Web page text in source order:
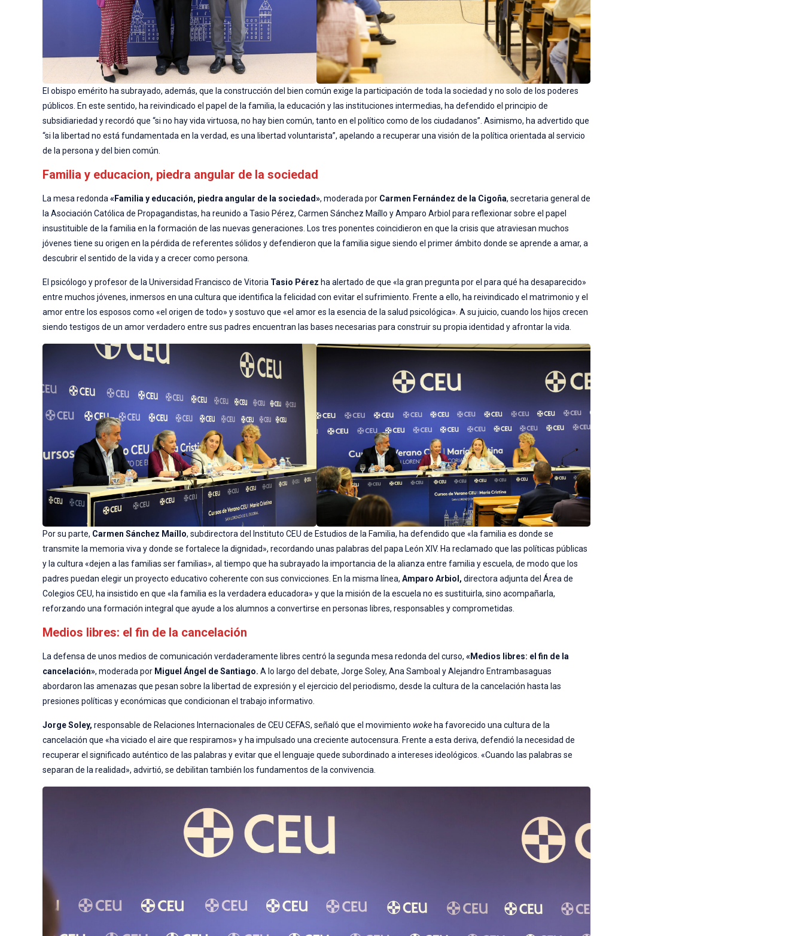
El obispo emérito ha subrayado, además, que la construcción del bien común exige la participación de toda la sociedad y no solo de los poderes
públicos. En este sentido, ha reivindicado el papel de la familia, la educación y las instituciones intermedias, ha defendido el principio de
subsidiariedad y recordó que “si no hay vida virtuosa, no hay bien común, tanto en el político como de los ciudadanos”. Asimismo, ha advertido que
“si la libertad no está fundamentada en la verdad, es una libertad voluntarista”, apelando a recuperar una visión de la política orientada al servicio
de la persona y del bien común.
Familia y educacion, piedra angular de la sociedad
La mesa redonda«Familia y educación, piedra angular de la sociedad», moderada por Carmen Fernández de la Cigoña, secretaria general de
la Asociación Católica de Propagandistas, ha reunido a Tasio Pérez, Carmen Sánchez Maíllo y Amparo Arbiol para reflexionar sobre el papel
insustituible de la familia en la formación de las nuevas generaciones. Los tres ponentes coincidieron en que la crisis que atraviesan muchos
jóvenes tiene su origen en la pérdida de referentes sólidos y defendieron que la familia sigue siendo el primer ámbito donde se aprende a amar, a
descubrir el sentido de la vida y a crecer como persona.
El psicólogo y profesor de la Universidad Francisco de Vitoria Tasio Pérez ha alertado de que «la gran pregunta por el para qué ha desaparecido»
entre muchos jóvenes, inmersos en una cultura que identifica la felicidad con evitar el sufrimiento. Frente a ello, ha reivindicado el matrimonio y el
amor entre los esposos como «el origen de todo» y sostuvo que «el amor es la esencia de la salud psicológica». A su juicio, cuando los hijos crecen
siendo testigos de un amor verdadero entre sus padres encuentran las bases necesarias para construir su propia identidad y afrontar la vida.
Por su parte, Carmen Sánchez Maíllo, subdirectora del Instituto CEU de Estudios de la Familia, ha defendido que «la familia es donde se
transmite la memoria viva y donde se fortalece la dignidad», recordando unas palabras del papa León XIV. Ha reclamado que las políticas públicas
y la cultura «dejen a las familias ser familias», al tiempo que ha subrayado la importancia de la alianza entre familia y escuela, de modo que los
padres puedan elegir un proyecto educativo coherente con sus convicciones. En la misma línea, Amparo Arbiol, directora adjunta del Área de
Colegios CEU, ha insistido en que «la familia es la verdadera educadora» y que la misión de la escuela no es sustituirla, sino acompañarla,
reforzando una formación integral que ayude a los alumnos a convertirse en personas libres, responsables y comprometidas.
Medios libres: el fin de la cancelación
La defensa de unos medios de comunicación verdaderamente libres centró la segunda mesa redonda del curso,«Medios libres: el fin de la
cancelación», moderada por Miguel Ángel de Santiago. A lo largo del debate, Jorge Soley, Ana Samboal y Alejandro Entrambasaguas
abordaron las amenazas que pesan sobre la libertad de expresión y el ejercicio del periodismo, desde la cultura de la cancelación hasta las
presiones políticas y económicas que condicionan el trabajo informativo.
Jorge Soley,responsable de Relaciones Internacionales de CEU CEFAS, señaló que el movimiento wokeha favorecido una cultura de la
cancelación que «ha viciado el aire que respiramos» y ha impulsado una creciente autocensura. Frente a esta deriva, defendió la necesidad de
recuperar el significado auténtico de las palabras y evitar que el lenguaje quede subordinado a intereses ideológicos. «Cuando las palabras se
separan de la realidad», advirtió, se debilitan también los fundamentos de la convivencia.